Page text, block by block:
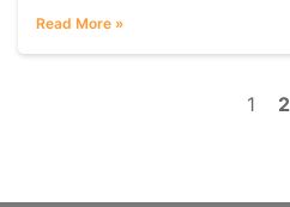
Read More »
1 2